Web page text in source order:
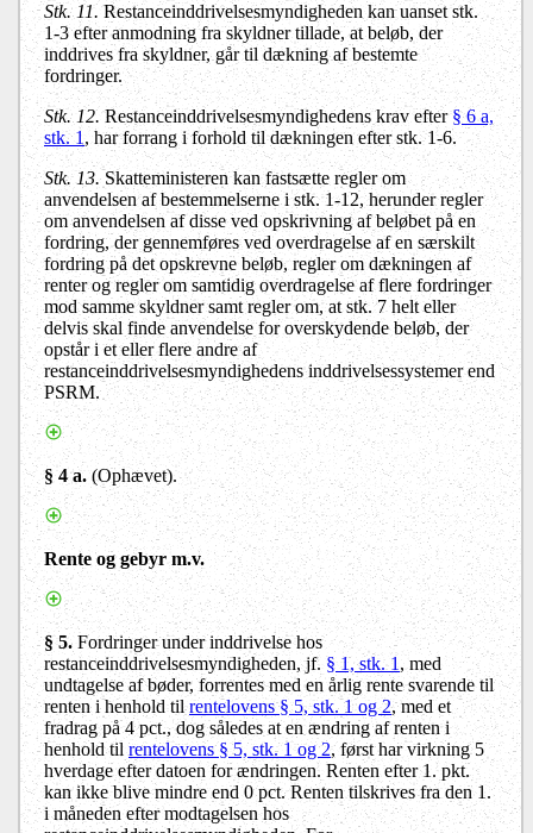
Stk. 11.Restanceinddrivelsesmyndigheden kan uanset stk.
1-3 efter anmodning fra skyldner tillade, at beløb, der
inddrives fra skyldner, går til dækning af bestemte
fordringer.
Stk. 12.Restanceinddrivelsesmyndighedens krav efter § 6 a,
stk. 1 , har forrang i forhold til dækningen efter stk. 1-6.
Stk. 13.Skatteministeren kan fastsætte regler om
anvendelsen af bestemmelserne i stk. 1-12, herunder regler
om anvendelsen af disse ved opskrivning af beløbet på en
fordring, der gennemføres ved overdragelse af en særskilt
fordring på det opskrevne beløb, regler om dækningen af
renter og regler om samtidig overdragelse af flere fordringer
mod samme skyldner samt regler om, at stk. 7 helt eller
delvis skal finde anvendelse for overskydende beløb, der
opstår i et eller flere andre af
restanceinddrivelsesmyndighedens inddrivelsessystemer end
PSRM.
§ 4 a. (Ophævet).
Rente og gebyr m.v.
§ 5. Fordringer under inddrivelse hos
restanceinddrivelsesmyndigheden, jf. § 1, stk. 1 , med
undtagelse af bøder, forrentes med en årlig rente svarende til
renten i henhold tilrentelovens § 5, stk. 1 og 2, med et
fradrag på 4 pct., dog således at en ændring af renten i
henhold til rentelovens § 5, stk. 1 og 2, først har virkning 5
hverdage efter datoen for ændringen. Renten efter 1. pkt.
kan ikke blive mindre end 0 pct. Renten tilskrives fra den 1.
i måneden efter modtagelsen hos